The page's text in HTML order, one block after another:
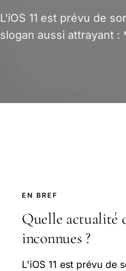
L'iOS 11 est prévu de
slogan aussi attrayant :
EN BREF
Quelle actualité
inconnues ?
L'iOS 11 est prévu de